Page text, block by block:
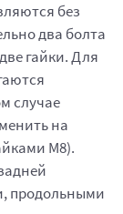
без
два болта
гайки. Для
случае
на
М8).
продольными